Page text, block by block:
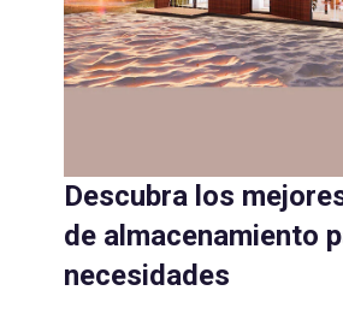
Descubra los
de almacenamiento
necesidades